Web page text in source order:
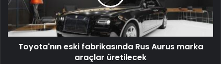
Toyota'nın eski fabrikasında Rus Aurus marka
araçlar üretilecek